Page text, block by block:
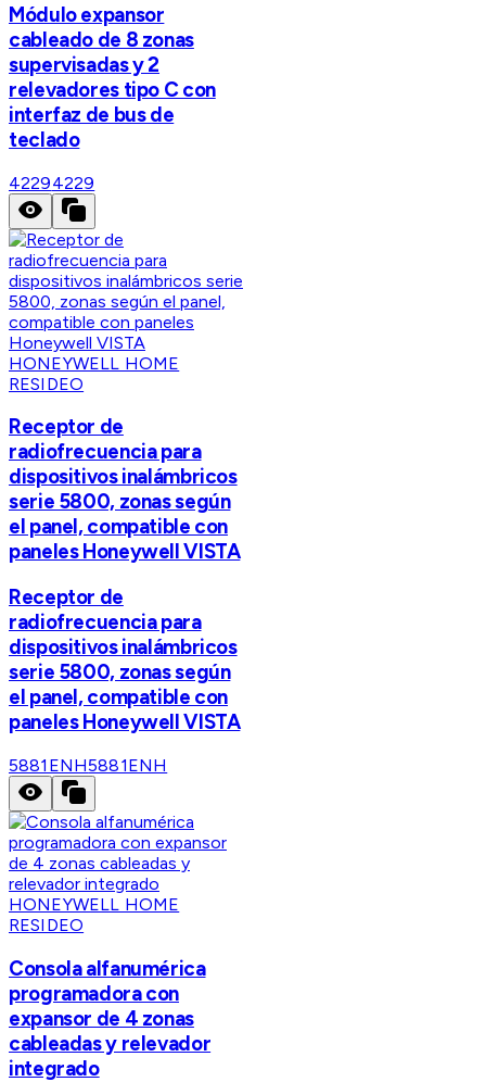
Módulo expansor
cableado de 8 zonas
supervisadas y 2
relevadores tipo C con
interfaz de bus de
teclado
42294229
HONEYWELL HOME
RESIDEO
Receptor de
radiofrecuencia para
dispositivos inalámbricos
serie 5800, zonas según
el panel, compatible con
paneles Honeywell VISTA
Receptor de
radiofrecuencia para
dispositivos inalámbricos
serie 5800, zonas según
el panel, compatible con
paneles Honeywell VISTA
5881ENH5881ENH
HONEYWELL HOME
RESIDEO
Consola alfanumérica
programadora con
expansor de 4 zonas
cableadas y relevador
integrado